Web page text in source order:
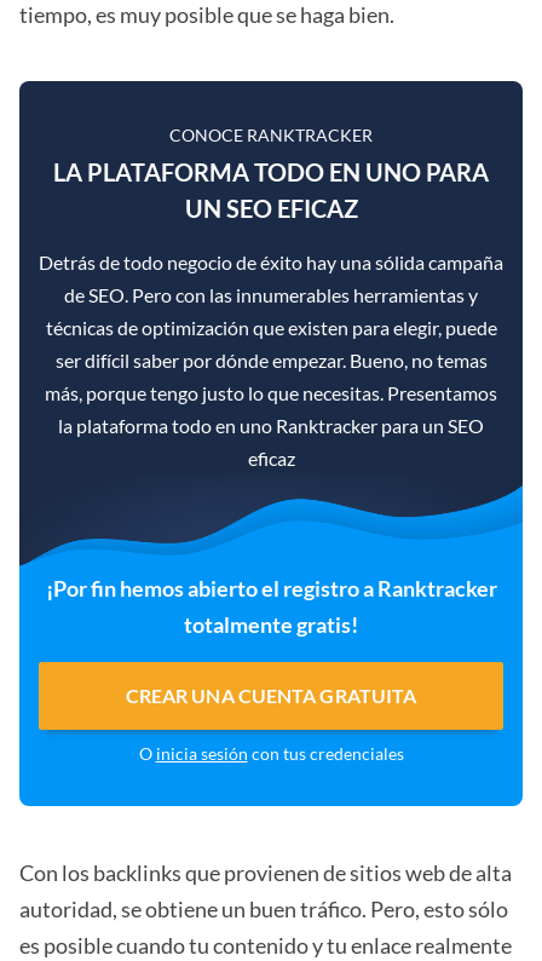
tiempo, es muy posible que se haga bien.
CONOCE RANKTRACKER
LA PLATAFORMA TODO EN UNO PARA
UN SEO EFICAZ
Detrás de todo negocio de éxito hay una sólida campaña
de SEO. Pero con las innumerables herramientas y
técnicas de optimización que existen para elegir, puede
ser difícil saber por dónde empezar. Bueno, no temas
más, porque tengo justo lo que necesitas. Presentamos
la plataforma todo en uno Ranktracker para un SEO
eficaz
¡Por fin hemos abierto el registro a Ranktracker
totalmente gratis!
CREAR UNA CUENTA GRATUITA
O inicia sesión con tus credenciales
Con los backlinks que provienen de sitios web de alta
autoridad, se obtiene un buen tráfico. Pero, esto sólo
es posible cuando tu contenido y tu enlace realmente